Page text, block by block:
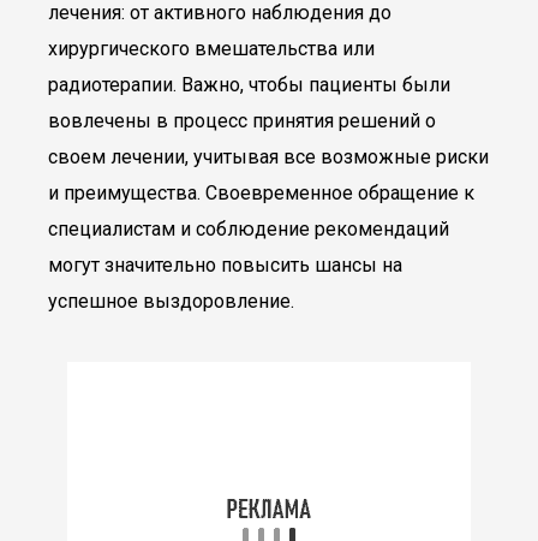
лечения: от активного наблюдения до
хирургического вмешательства или
радиотерапии. Важно, чтобы пациенты были
вовлечены в процесс принятия решений о
своем лечении, учитывая все возможные риски
и преимущества. Своевременное обращение к
специалистам и соблюдение рекомендаций
могут значительно повысить шансы на
успешное выздоровление.